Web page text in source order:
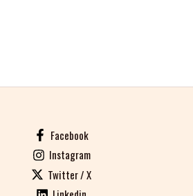
Facebook
Instagram
Twitter / X